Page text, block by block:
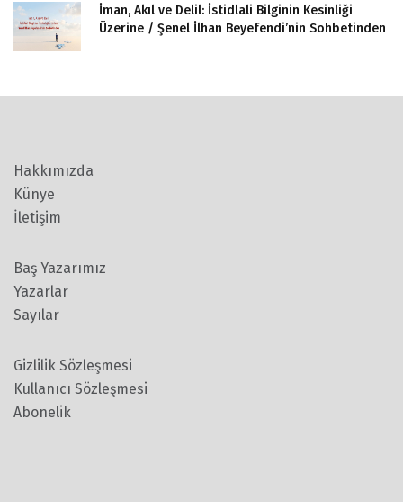
İman, Akıl ve Delil: İstidlali Bilginin Kesinliği
Üzerine / Şenel İlhan Beyefendi’nin Sohbetinden
Hakkımızda
Künye
İletişim
Baş Yazarımız
Yazarlar
Sayılar
Gizlilik Sözleşmesi
Kullanıcı Sözleşmesi
Abonelik